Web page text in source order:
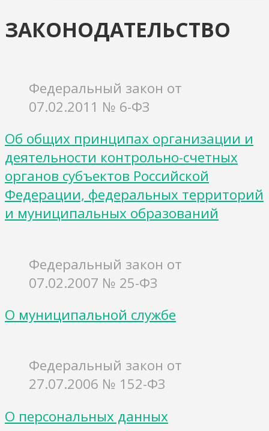
ЗАКОНОДАТЕЛЬСТВО
Федеральный закон от
07.02.2011 № 6-ФЗ
Об общих принципах организации и
деятельности контрольно-счетных
органов субъектов Российской
Федерации, федеральных территорий
и муниципальных образований
Федеральный закон от
07.02.2007 № 25-ФЗ
О муниципальной службе
Федеральный закон от
27.07.2006 № 152-ФЗ
О персональных данных